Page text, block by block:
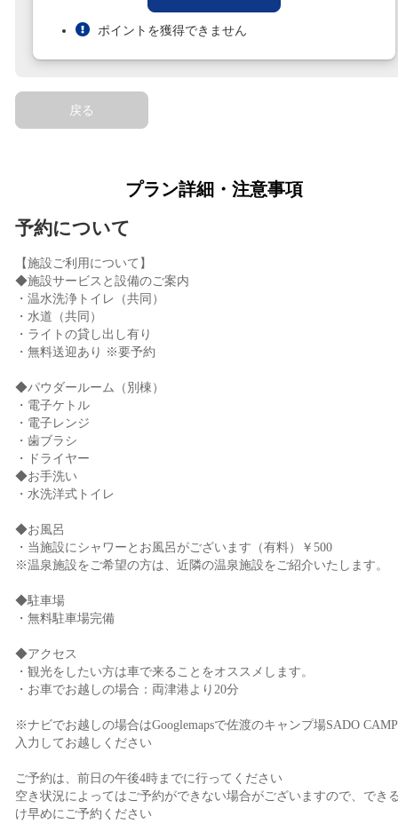
ポイントを獲得できません
戻る
プラン詳細・注意事項
予約について
【施設ご利用について】
◆施設サービスと設備のご案内
・温水洗浄トイレ（共同）
・水道（共同）
・ライトの貸し出し有り
・無料送迎あり ※要予約
◆パウダールーム（別棟）
・電子ケトル
・電子レンジ
・歯ブラシ
・ドライヤー
◆お手洗い
・水洗洋式トイレ
◆お風呂
・当施設にシャワーとお風呂がございます（有料）￥500
※温泉施設をご希望の方は、近隣の温泉施設をご紹介いたします。
◆駐車場
・無料駐車場完備
◆アクセス
・観光をしたい方は車で来ることをオススメします。
・お車でお越しの場合：両津港より20分
※ナビでお越しの場合はGooglemapsで佐渡のキャンプ場SADO
入力してお越しください
ご予約は、前日の午後4時までに行ってください
空き状況によってはご予約ができない場合がございますので、でき
け早めにご予約ください